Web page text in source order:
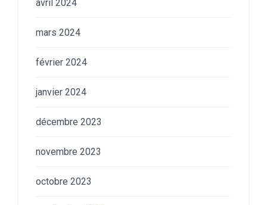
avril 2024
mars 2024
février 2024
janvier 2024
décembre 2023
novembre 2023
octobre 2023